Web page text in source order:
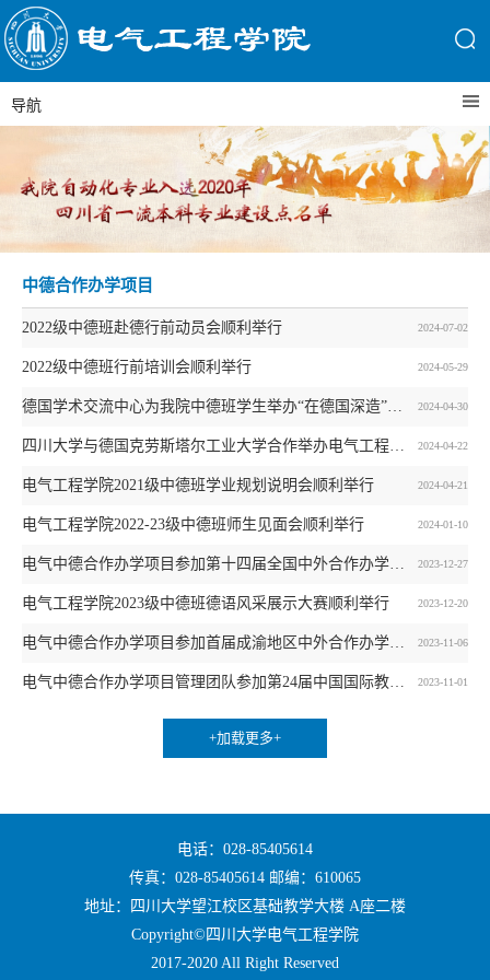
导航
中德合作办学项目
2024-07-02
2022级中德班赴德行前动员会顺利举行
2024-05-29
2022级中德班行前培训会顺利举行
2024-04-30
2024-04-22
2024-04-21
电气工程学院2021级中德班学业规划说明会顺利举行
2024-01-10
电气工程学院2022-23级中德班师生见面会顺利举行
2023-12-27
2023-12-20
电气工程学院2023级中德班德语风采展示大赛顺利举行
2023-11-06
2023-11-01
+加载更多+
电话：028-85405614
传真：028-85405614 邮编：610065
地址：四川大学望江校区基础教学大楼 A座二楼
Copyright©四川大学电气工程学院
2017-2020 All Right Reserved